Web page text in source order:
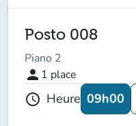
Posto 008
Piano 2
person 1 place
schedule Heure 09h00